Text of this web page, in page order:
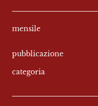
mensile
pubblicazione
categoria